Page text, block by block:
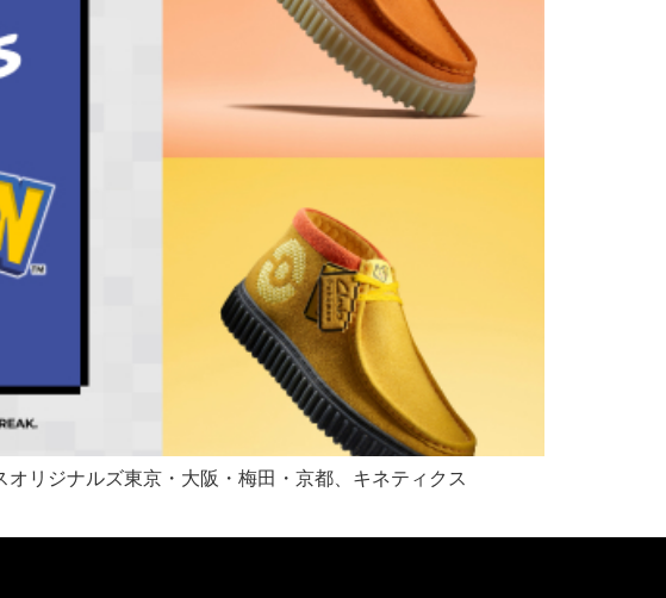
リジナルズ東京・大阪・梅田・京都、キネティクス